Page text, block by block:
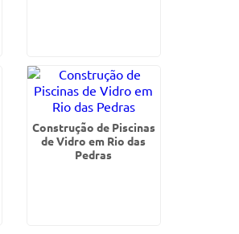
Construção de Piscinas
de Vidro em Rio das
Pedras